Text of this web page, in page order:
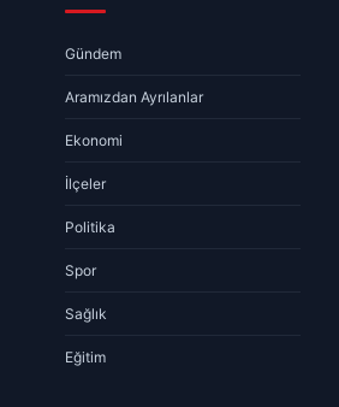
Gündem
Aramızdan Ayrılanlar
Ekonomi
İlçeler
Politika
Spor
Sağlık
Eğitim